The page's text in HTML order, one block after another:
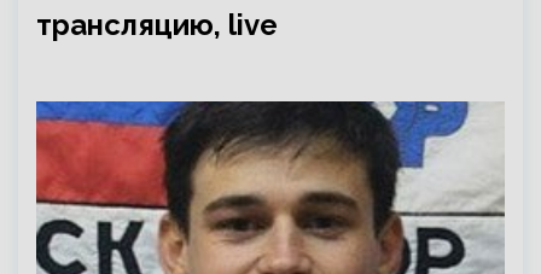
трансляцию, live